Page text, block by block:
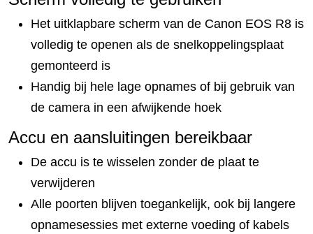
Het uitklapbare scherm van de Canon EOS R8 is
volledig te openen als de snelkoppelingsplaat
gemonteerd is
Handig bij hele lage opnames of bij gebruik van
de camera in een afwijkende hoek
Accu en aansluitingen bereikbaar
De accu is te wisselen zonder de plaat te
verwijderen
Alle poorten blijven toegankelijk, ook bij langere
opnamesessies met externe voeding of kabels